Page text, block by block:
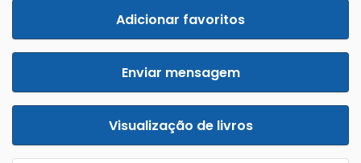
Adicionar favoritos
Enviar mensagem
Visualização de livros